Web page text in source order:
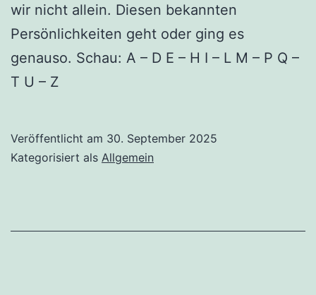
wir nicht allein. Diesen bekannten
Persönlichkeiten geht oder ging es
genauso. Schau: A – D E – H I – L M – P Q –
T U – Z
Veröffentlicht am 30. September 2025
Kategorisiert als Allgemein